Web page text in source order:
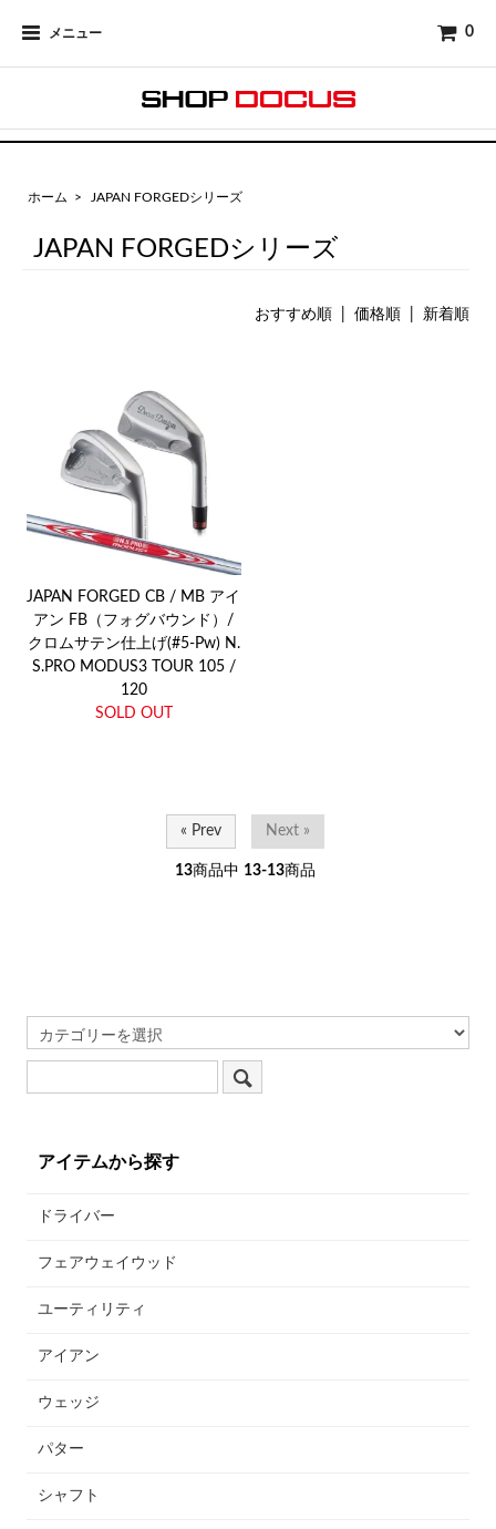
メニュー 0
ホーム > JAPAN FORGEDシリーズ
JAPAN FORGEDシリーズ
おすすめ順 | 価格順 | 新着順
JAPAN FORGED CB / MB アイ
アン FB（フォグバウンド）/
クロムサテン仕上げ(#5-Pw) N.
S.PRO MODUS3 TOUR 105 /
120
SOLD OUT
« Prev Next »
13商品中 13-13商品
アイテムから探す
ドライバー
フェアウェイウッド
ユーティリティ
アイアン
ウェッジ
パター
シャフト